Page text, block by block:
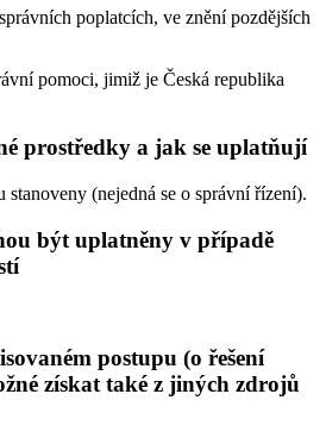
poplatcích, ve znění pozdějších
pomoci, jimiž je Česká republika
prostředky a jak se uplatňují
stanoveny (nejedná se o správní řízení).
být uplatněny v případě
postupu (o řešení
získat také z jiných zdrojů